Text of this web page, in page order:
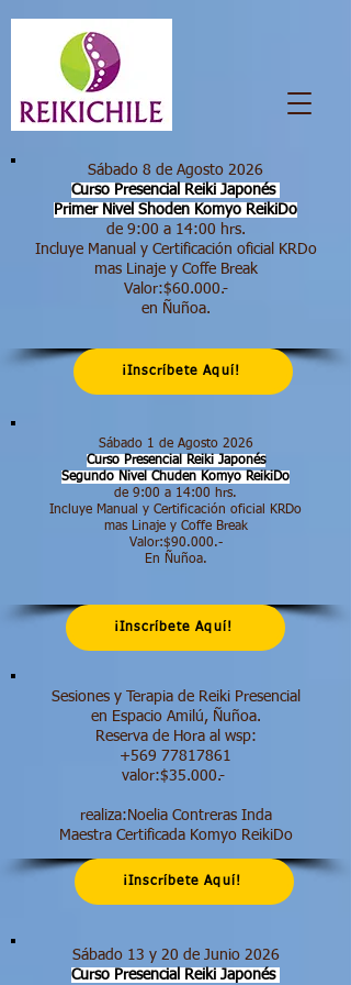
Sábado 8 de Agosto 2026
Curso Presencial Reiki Japonés
Primer Nivel Shoden Komyo ReikiDo
de 9:00 a 14:00 hrs.​
Incluye Manual y Certificación oficial KRDo
mas Linaje y Coffe Break
Valor:$60.000.-
en Ñuñoa.
¡Inscríbete Aquí!
Sábado 1 de Agosto 2026
Curso Presencial Reiki Japonés
Segundo Nivel Chuden Komyo ReikiDo
de 9:00 a 14:00 hrs.​
Incluye Manual y Certificación oficial KRDo
mas Linaje y Coffe Break
Valor:$90.000.-
En Ñuñoa.
¡Inscríbete Aquí!
Sesiones y Terapia de Reiki Presencial
en Espacio Amilú, Ñuñoa.
Reserva de Hora al wsp:
+569 77817861
valor:$35.000.-
realiza:Noelia Contreras Inda
Maestra Certificada Komyo ReikiDo
¡Inscríbete Aquí!
Sábado 13 y 20 de Junio 2026
Curso Presencial Reiki Japonés